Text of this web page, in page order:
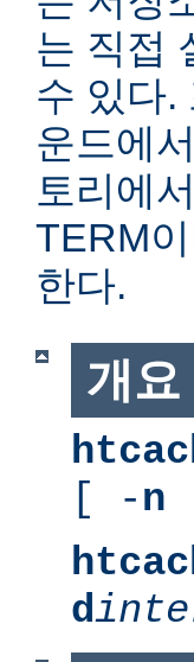
는 직접
수 있다.
운드에
토리에
TERM
한다.
개요
[ -n
d